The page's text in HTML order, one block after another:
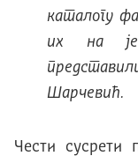
каталогу
их на
Шарчевић.
Чести сусрети